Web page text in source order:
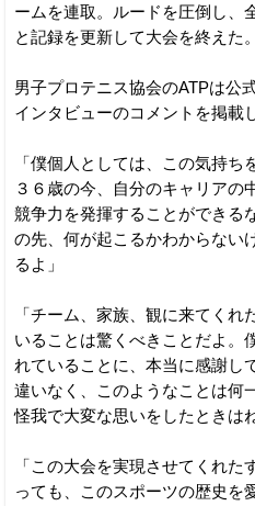
ームを連取。ルードを圧倒し、
と記録を更新して大会を終えた。
男子プロテニス協会のATPは公
インタビューのコメントを掲載
「僕個人としては、この気持ち
３６歳の今、自分のキャリアの
競争力を発揮することができる
の先、何が起こるかわからない
るよ」
「チーム、家族、観に来てく
いることは驚くべきことだよ。
れていることに、本当に感謝し
違いなく、このようなことは何
怪我で大変な思いをしたときは
「この大会を実現させてくれた
っても、このスポーツの歴史を